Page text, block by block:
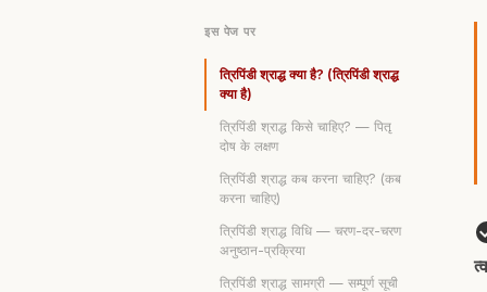
इस पेज पर
त्रिपिंडी श्राद्ध क्या है? (त्रिपिंडी श्राद्ध
क्या है)
त्रिपिंडी श्राद्ध किसे चाहिए? — पितृ
दोष के लक्षण
त्रिपिंडी श्राद्ध कब करना चाहिए? (कब
करना चाहिए)
त्रिपिंडी श्राद्ध विधि — चरण-दर-चरण
अनुष्ठान-प्रक्रिया
त्रिपिंडी श्राद्ध सामग्री — सम्पूर्ण सूची